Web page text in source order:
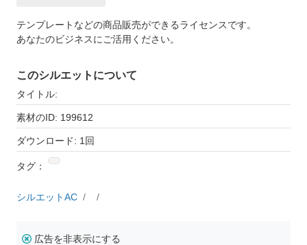
テンプレートなどの商品販売ができるライセンスです。
あなたのビジネスにご活用ください。
このシルエットについて
タイトル:
素材のID: 199612
ダウンロード: 1回
タグ：
シルエットAC
広告を非表示にする